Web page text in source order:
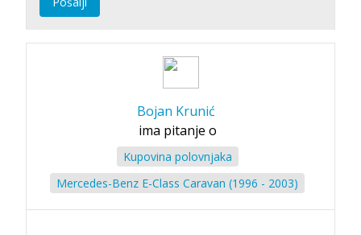
Bojan Krunić
ima pitanje o
Kupovina polovnjaka
Mercedes-Benz E-Class Caravan (1996 - 2003)